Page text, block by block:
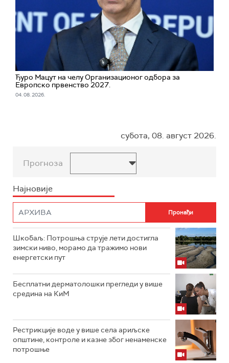
Ђуро Мацут на челу Организационог одбора за
Европско првенство 2027.
04. 08. 2026.
субота, 08. август 2026.
Прогноза
Најновије
Шкобаљ: Потрошња струје лети достигла
зимски ниво, морамо да тражимо нови
енергетски пут
Бесплатни дерматолошки прегледи у више
средина на КиМ
Рестрикције воде у више села ариљске
општине, контроле и казне због ненаменске
потрошње